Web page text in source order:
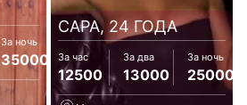
За ночь
35000
САРА, 24 ГОДА
За час
12500
За два
13000
За ночь
25000